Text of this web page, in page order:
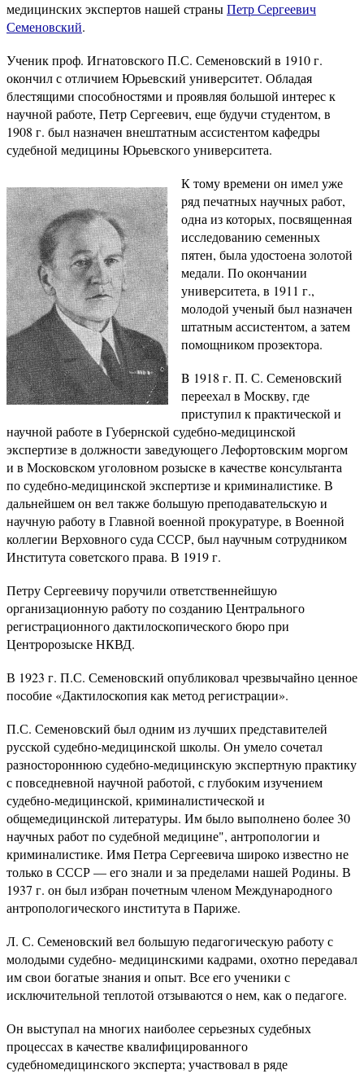
медицинских экспертов нашей страныПетр Сергеевич
Семеновский.
Ученик проф. Игнатовского П.С. Семеновский в 1910 г.
окончил с отличием Юрьевский университет. Обладая
блестящими способностями и проявляя большой интерес к
научной работе, Петр Сергеевич, еще будучи студентом, в
1908 г. был назначен внештатным ассистентом кафедры
судебной медицины Юрьевского университета.
К тому времени он имел уже
ряд печатных научных работ,
одна из которых, посвященная
исследованию семенных
пятен, была удостоена золотой
медали. По окончании
университета, в 1911 г.,
молодой ученый был назначен
штатным ассистентом, а затем
помощником прозектора.
B 1918 г. П. С. Семеновский
переехал в Москву, где
приступил к практической и
научной работе в Губернской судебно-медицинской
экспертизе в должности заведующего Лефортовским моргом
и в Московском уголовном розыске в качестве консультанта
по судебно-медицинской экспертизе и криминалистике. В
дальнейшем он вел также большую преподавательскую и
научную работу в Главной военной прокуратуре, в Военной
коллегии Верховного суда СССР, был научным сотрудником
Института советского права. В 1919 г.
Петру Сергеевичу поручили ответственнейшую
организационную работу по созданию Центрального
регистрационного дактилоскопического бюро при
Центророзыске НКВД.
В 1923 г. П.С. Семеновский опубликовал чрезвычайно ценное
пособие «Дактилоскопия как метод регистрации».
П.С. Семеновский был одним из лучших представителей
русской судебно-медицинской школы. Он умело сочетал
разностороннюю судебно-медицинскую экспертную практику
с повседневной научной работой, с глубоким изучением
судебно-медицинской, криминалистической и
общемедицинской литературы. Им было выполнено более 30
научных работ по судебной медицине", антропологии и
криминалистике. Имя Петра Сергеевича широко известно не
только в СССР — его знали и за пределами нашей Родины. В
1937 г. он был избран почетным членом Международного
антропологического института в Париже.
Л. С. Семеновский вел большую педагогическую работу с
молодыми судебно- медицинскими кадрами, охотно передавал
им свои богатые знания и опыт. Все его ученики с
исключительной теплотой отзываются о нем, как о педагоге.
Он выступал на многих наиболее серьезных судебных
процессах в качестве квалифицированного
судебномедицинского эксперта; участвовал в ряде